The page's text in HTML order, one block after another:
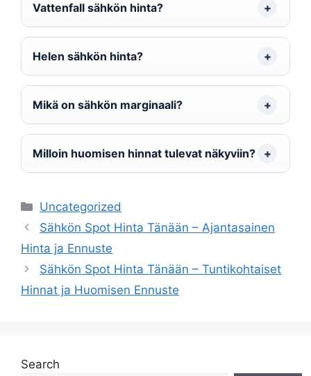
Vattenfall sähkön hinta?
Helen sähkön hinta?
Mikä on sähkön marginaali?
Milloin huomisen hinnat tulevat näkyviin?
Categories
Uncategorized
Sähkön Spot Hinta Tänään – Ajantasainen
Hinta ja Ennuste
Sähkön Spot Hinta Tänään – Tuntikohtaiset
Hinnat ja Huomisen Ennuste
Search